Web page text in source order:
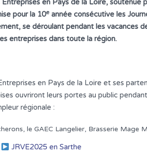
en Pays de la Loire, soutenue
pour la 10e année consécutive les
se déroulant pendant les vacances
entreprises dans toute la région.
en Pays de la Loire et ses
ouvriront leurs portes au public
régionale :
le GAEC Langelier, Brasserie Mage
JRVE2025 en Sarthe